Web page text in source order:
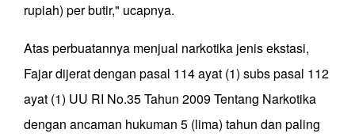
rupiah) per butir," ucapnya.
Atas perbuatannya menjual narkotika jenis ekstasi,
Fajar dijerat dengan pasal 114 ayat (1) subs pasal 112
ayat (1) UU RI No.35 Tahun 2009 Tentang Narkotika
dengan ancaman hukuman 5 (lima) tahun dan paling